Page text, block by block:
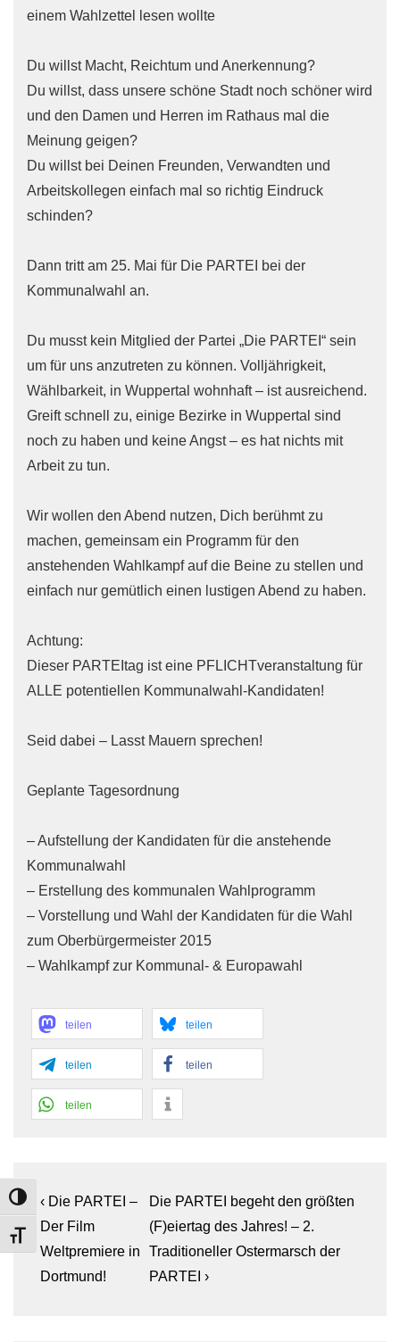
TOGGLE HIGH CONTRAST
TOGGLE FONT SIZE
einem Wahlzettel lesen wollte
Du willst Macht, Reichtum und Anerkennung?
Du willst, dass unsere schöne Stadt noch schöner wird
und den Damen und Herren im Rathaus mal die
Meinung geigen?
Du willst bei Deinen Freunden, Verwandten und
Arbeitskollegen einfach mal so richtig Eindruck
schinden?
Dann tritt am 25. Mai für Die PARTEI bei der
Kommunalwahl an.
Du musst kein Mitglied der Partei „Die PARTEI“ sein
um für uns anzutreten zu können. Volljährigkeit,
Wählbarkeit, in Wuppertal wohnhaft – ist ausreichend.
Greift schnell zu, einige Bezirke in Wuppertal sind
noch zu haben und keine Angst – es hat nichts mit
Arbeit zu tun.
Wir wollen den Abend nutzen, Dich berühmt zu
machen, gemeinsam ein Programm für den
anstehenden Wahlkampf auf die Beine zu stellen und
einfach nur gemütlich einen lustigen Abend zu haben.
Achtung:
Dieser PARTEItag ist eine PFLICHTveranstaltung für
ALLE potentiellen Kommunalwahl-Kandidaten!
Seid dabei – Lasst Mauern sprechen!
Geplante Tagesordnung
– Aufstellung der Kandidaten für die anstehende
Kommunalwahl
– Erstellung des kommunalen Wahlprogramm
– Vorstellung und Wahl der Kandidaten für die Wahl
zum Oberbürgermeister 2015
– Wahlkampf zur Kommunal- & Europawahl
teilen teilen
teilen teilen
teilen
Beitragsnavigation
Previous
Post
is
‹ Die PARTEI –
Der Film
Weltpremiere in
Dortmund!
Next
Post
is
Die PARTEI begeht den größten
(F)eiertag des Jahres! – 2.
Traditioneller Ostermarsch der
PARTEI ›